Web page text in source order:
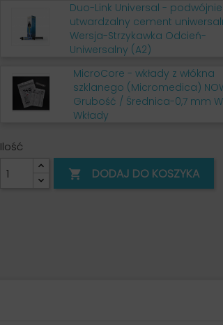
Duo-Link Universal - podwójnie
utwardzalny cement
Wersja-Strzykawka Odcień-
Uniwersalny (A2)
MicroCore - wkłady z włókna
szklanego (Micromedica)
Grubość / Średnica-0,7 mm
Wkłady
Ilość
 DODAJ DO KOSZYKA